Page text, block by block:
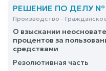
РЕШЕНИЕ ПО ДЕЛУ №
Производство -
О взыскании
процентов за
средствами
Резолютивная часть